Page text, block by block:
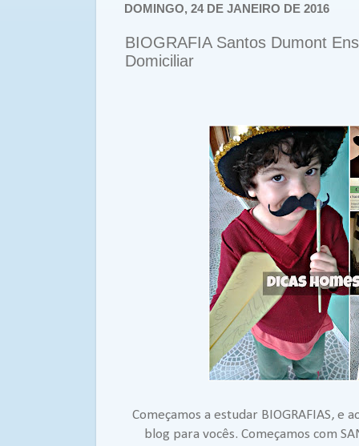
DOMINGO, 24 DE JANEIRO DE 2016
BIOGRAFIA Santos Dumont
Domiciliar
Começamos a estudar BIOGRAFIAS, e
blog para vocês. Começamos com